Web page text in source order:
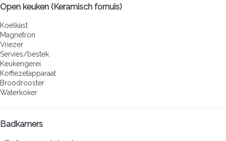
Open keuken (Keramisch fornuis)
Koelkast
Magnetron
Vriezer
Servies/bestek
Keukengerei
Koffiezetapparaat
Broodrooster
Waterkoker
Badkamers